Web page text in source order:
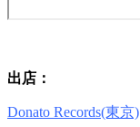
出店：
Donato Records(東京)